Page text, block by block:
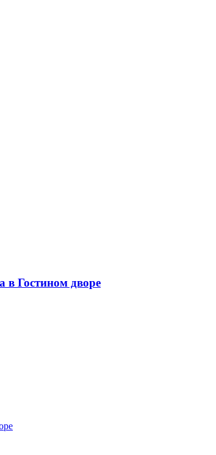
в Гостином дворе